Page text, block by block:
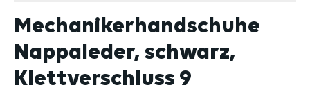
Mechanikerhandschuhe
Nappaleder, schwarz,
Klettverschluss 9